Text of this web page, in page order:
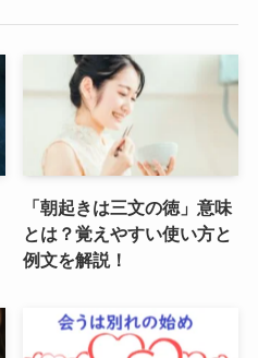
「朝起きは三文の徳」意味
とは？覚えやすい使い方と
例文を解説！